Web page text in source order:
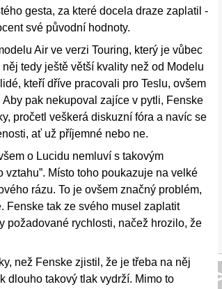
gesta, za které docela draze zaplatil -
své původní hodnoty.
Air ve verzi Touring, který je vůbec
tedy ještě větší kvality než od Modelu
kteří dříve pracovali pro Teslu, ovšem
pak nekupoval zajíce v pytli, Fenske
pročetl veškerá diskuzní fóra a navíc se
ať už příjemné nebo ne.
o Lucidu nemluví s takovým
Místo toho poukazuje na velké
rázu. To je ovšem značný problém,
Fenske tak ze svého musel zaplatit
požadované rychlosti, načež hrozilo, že
než Fenske zjistil, že je třeba na něj
dlouho takový tlak vydrží. Mimo to